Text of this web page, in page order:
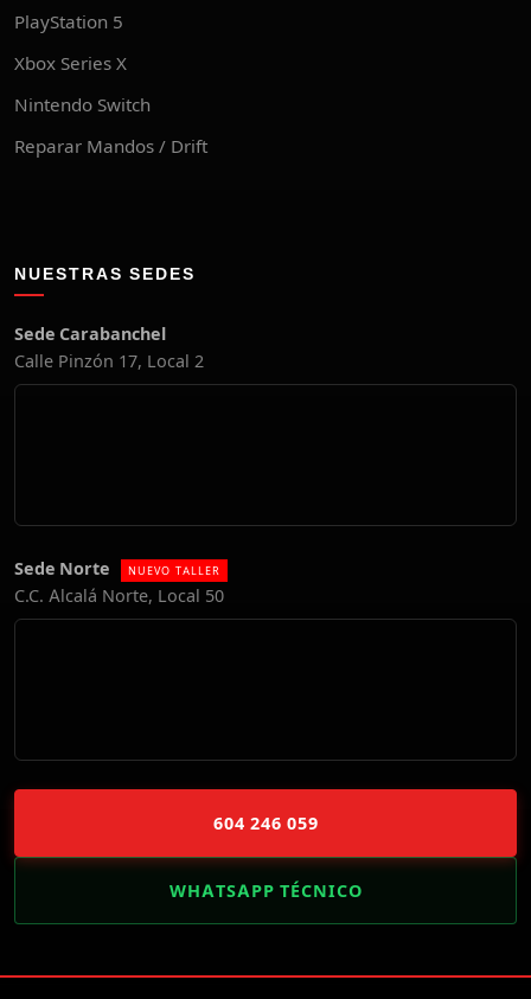
PlayStation 5
Xbox Series X
Nintendo Switch
Reparar Mandos / Drift
NUESTRAS SEDES
Sede Carabanchel
Calle Pinzón 17, Local 2
Sede Norte NUEVO TALLER
C.C. Alcalá Norte, Local 50
604 246 059
WHATSAPP TÉCNICO